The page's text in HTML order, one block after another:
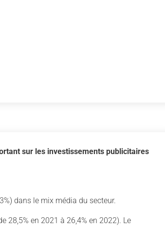
sur les investissements publicitaires
dans le mix média du secteur.
28,5% en 2021 à 26,4% en 2022). Le